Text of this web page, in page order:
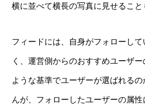
横に並べて横長の写真に見せること
フィードには、自身がフォローし
く、運営側からのおすすめユーザ
ような基準でユーザーが選ばれる
んが、フォローしたユーザーの属